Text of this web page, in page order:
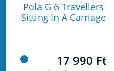
Pola G 6 Travellers
Sitting In A Carriage
17 990 Ft